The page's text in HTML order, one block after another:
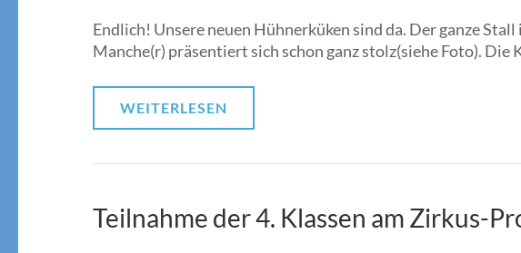
Endlich! Unsere neuen Hühnerküken sind da. Der ganze
Manche(r) präsentiert sich schon ganz stolz(siehe Foto). Die
WEITERLESEN
Teilnahme der 4. Klassen am Zirkus-